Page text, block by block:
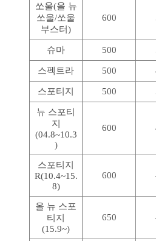
쏘울(올 뉴
쏘울/쏘울
부스터)
600
슈마 500
스펙트라 500
스포티지 500
뉴 스포티
지
(04.8~10.3
)
600
스포티지
R(10.4~15.
8)
600
올 뉴 스포
티지
(15.9~)
650